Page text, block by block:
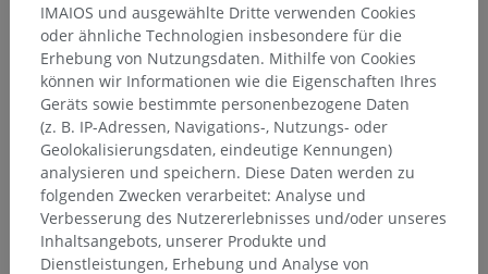
IMAIOS und ausgewählte Dritte verwenden Cookies
oder ähnliche Technologien insbesondere für die
Erhebung von Nutzungsdaten. Mithilfe von Cookies
können wir Informationen wie die Eigenschaften Ihres
Geräts sowie bestimmte personenbezogene Daten
(z. B. IP-Adressen, Navigations-, Nutzungs- oder
Geolokalisierungsdaten, eindeutige Kennungen)
analysieren und speichern. Diese Daten werden zu
folgenden Zwecken verarbeitet: Analyse und
Verbesserung des Nutzererlebnisses und/oder unseres
Inhaltsangebots, unserer Produkte und
Dienstleistungen, Erhebung und Analyse von